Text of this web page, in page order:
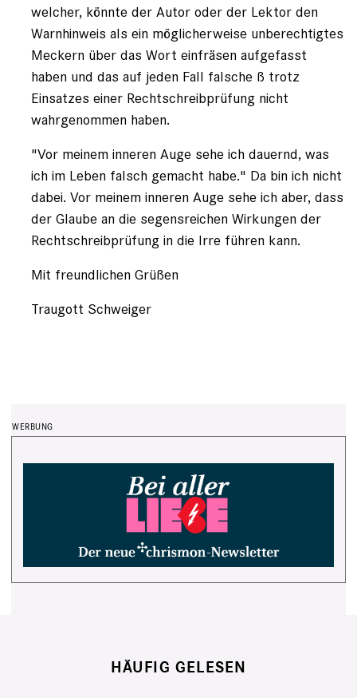
welcher, könnte der Autor oder der Lektor den
Warnhinweis als ein möglicherweise unberechtigtes
Meckern über das Wort einfräsen aufgefasst
haben und das auf jeden Fall falsche ß trotz
Einsatzes einer Rechtschreibprüfung nicht
wahrgenommen haben.
"Vor meinem inneren Auge sehe ich dauernd, was
ich im Leben falsch gemacht habe." Da bin ich nicht
dabei. Vor meinem inneren Auge sehe ich aber, dass
der Glaube an die segensreichen Wirkungen der
Rechtschreibprüfung in die Irre führen kann.
Mit freundlichen Grüßen
Traugott Schweiger
HÄUFIG GELESEN